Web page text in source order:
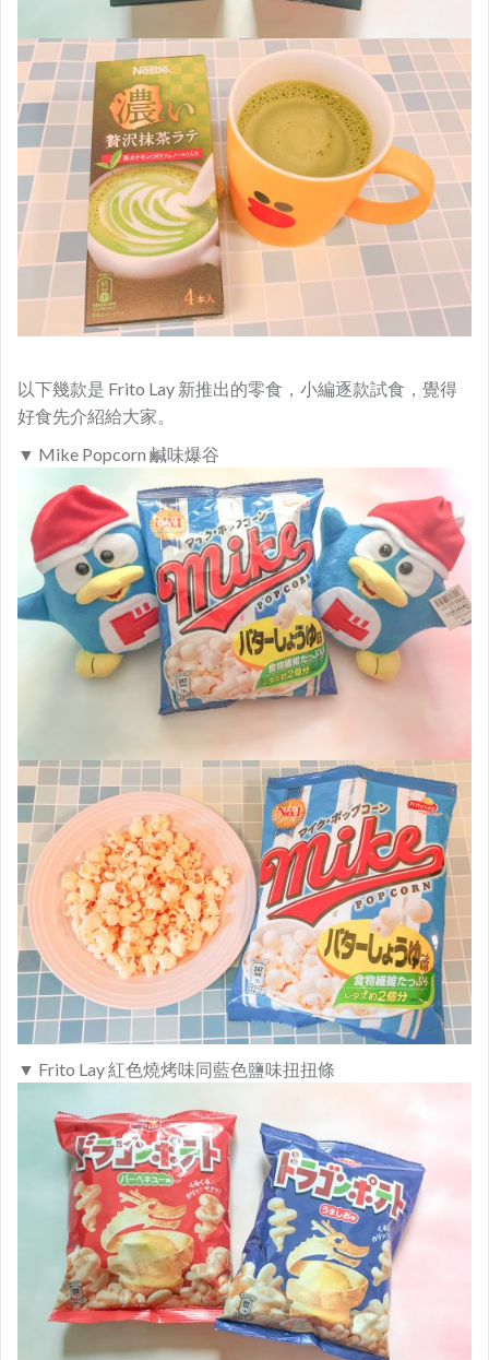
以下幾款是 Frito Lay 新推出的零食，小編逐款試食，覺得
好食先介紹給大家。
▼ Mike Popcorn 鹹味爆谷
▼ Frito Lay 紅色燒烤味同藍色鹽味扭扭條